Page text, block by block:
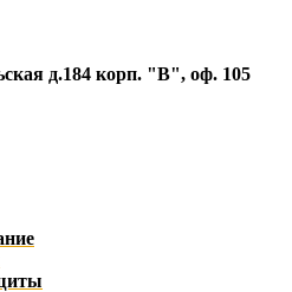
д.184 корп. "В", оф. 105